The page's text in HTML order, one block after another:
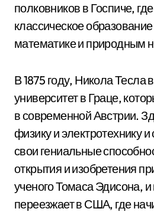
полковников в Госпиче,
классическое
математике и природным
В 1875 году, Никола Тесла
университет в Граце,
в современной Австрии.
физику и электротехнику
свои гениальные
открытия и изобретения
ученого Томаса Эдисона, и
переезжает в США, где